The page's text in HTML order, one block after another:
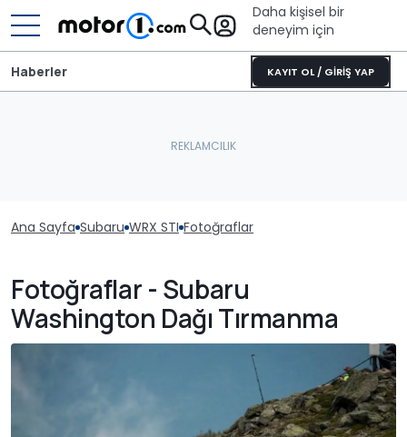
Daha kişisel bir
deneyim için
KAYIT OL / GİRİŞ YAP
Haberler
Ana Sayfa Subaru WRX STI Fotoğraflar
Fotoğraflar - Subaru
Washington Dağı Tırmanma